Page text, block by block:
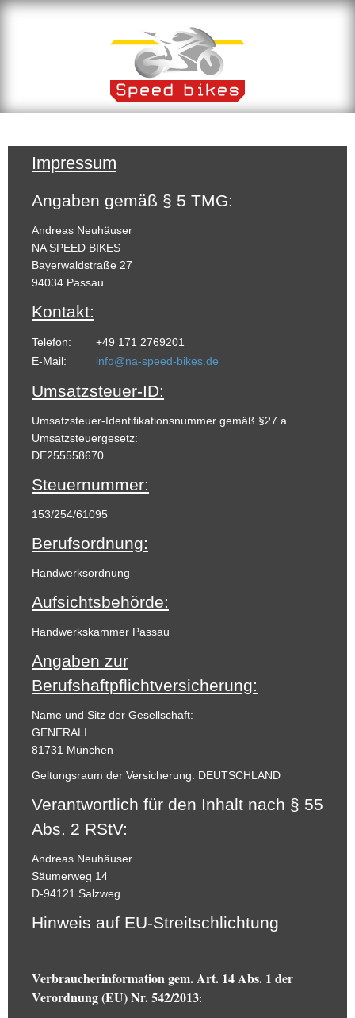
Impressum
Angaben gemäß § 5 TMG:
Andreas Neuhäuser
NA SPEED BIKES
Bayerwaldstraße 27
94034 Passau
Kontakt:
Telefon:
+49 171 2769201
E-Mail:
info@na-speed-bikes.de
Umsatzsteuer-ID:
Umsatzsteuer-Identifikationsnummer gemäß §27 a
Umsatzsteuergesetz:
DE255558670
Steuernummer:
153/254/61095
Berufsordnung:
Handwerksordnung
Aufsichtsbehörde:
Handwerkskammer Passau
Angaben zur
Berufshaftpflichtversicherung:
Name und Sitz der Gesellschaft:
GENERALI
81731 München
Geltungsraum der Versicherung: DEUTSCHLAND
Verantwortlich für den Inhalt nach § 55
Abs. 2 RStV:
Andreas Neuhäuser
Säumerweg 14
D-94121 Salzweg
Hinweis auf EU-Streitschlichtung
Verbraucherinformation gem. Art. 14 Abs. 1 der
Verordnung (EU) Nr. 542/2013: